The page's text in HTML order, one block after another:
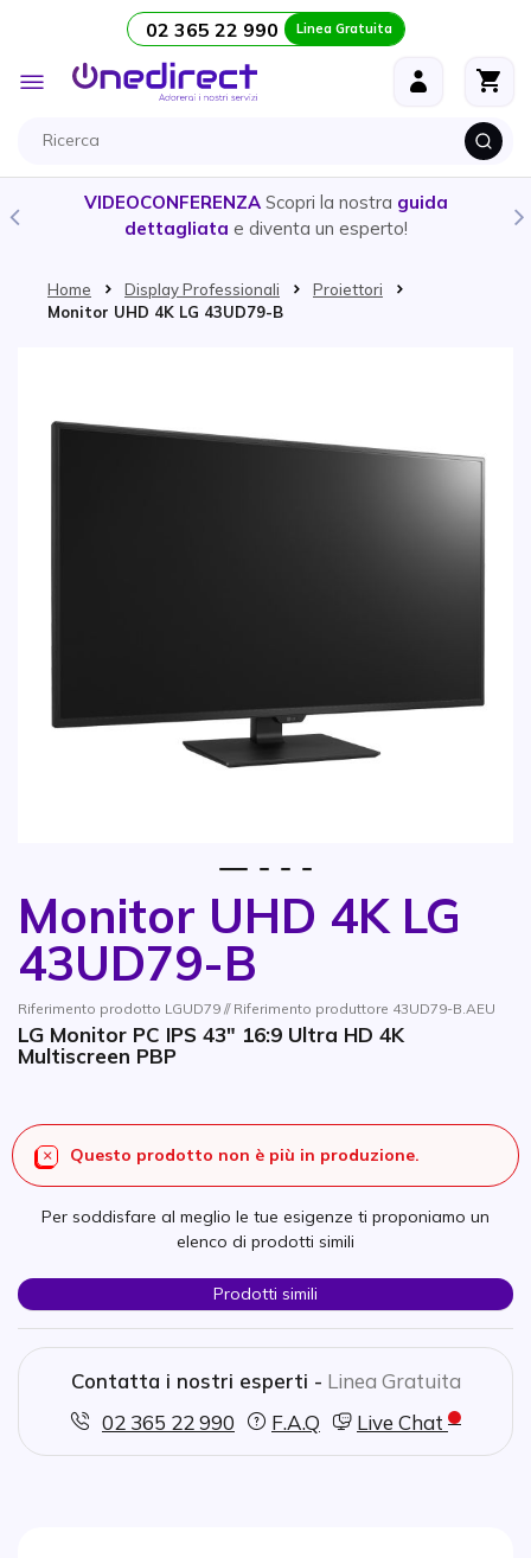
Salta al contenuto 02 365 22 990 Linea Gratuita
Toggle
Nav
VIDEOCONFERENZA Scopri la nostra guida
dettagliata e diventa un esperto!
Home Display Professionali
Proiettori
Monitor UHD 4K LG 43UD79-B
Monitor UHD 4K LG
43UD79-B
Riferimento prodotto LGUD79 // Riferimento produttore 43UD79-B.AEU
LG Monitor PC IPS 43" 16:9 Ultra HD 4K
Multiscreen PBP
Questo prodotto non è più in produzione.
Per soddisfare al meglio le tue esigenze ti proponiamo un
elenco di prodotti simili
Prodotti simili
Contatta i nostri esperti - Linea Gratuita
02 365 22 990
F.A.Q Live Chat
Vai all'inizio della galleria di immagini